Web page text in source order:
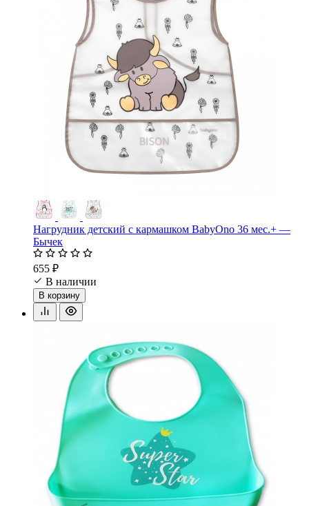
Нагрудник детский с кармашком BabyOno 36 мес.+ —
Бычек
655 ₽
В наличии
В корзину